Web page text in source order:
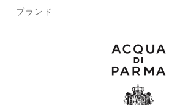
ブランド